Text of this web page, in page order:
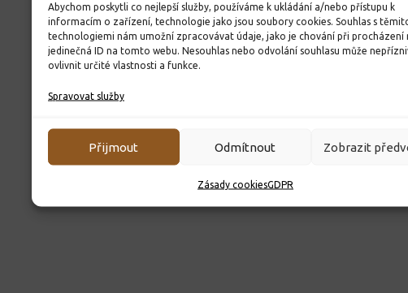
Abychom poskytli co nejlepší služby, používáme k ukládání a/nebo přístupu k
informacím o zařízení, technologie jako jsou soubory cookies. Souhlas s
technologiemi nám umožní zpracovávat údaje, jako je chování při procházení
jedinečná ID na tomto webu. Nesouhlas nebo odvolání souhlasu může
ovlivnit určité vlastnosti a funkce.
Spravovat služby
Přijmout Odmítnout Zobrazit
Zásady cookiesGDPR